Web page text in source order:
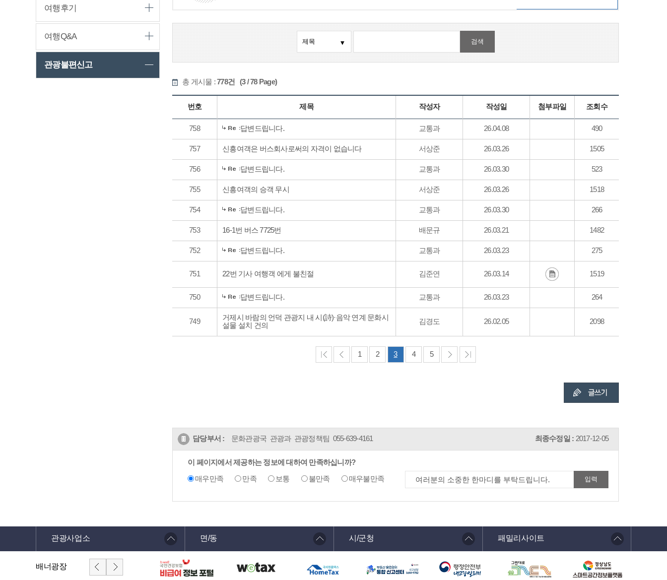
여행후기
여행Q&A
관광불편신고
총 게시물 :778건 (3 / 78 Page)
번호 제목 작성자 작성일 첨부파일 조회수
758 답변드립니다. 교통과 26.04.08 490
757 신흥여객은 버스회사로써의 자격이 없습니다 서상준 26.03.26 1505
756 답변드립니다. 교통과 26.03.30 523
755 신흥여객의 승객 무시 서상준 26.03.26 1518
754 답변드립니다. 교통과 26.03.30 266
753 16-1번 버스 7725번 배문규 26.03.21 1482
752 답변드립니다. 교통과 26.03.23 275
751 22번 기사 여행객 에게 불친절 김준연 26.03.14 1519
750 답변드립니다. 교통과 26.03.23 264
749
거제시 바람의 언덕 관광지 내 시(詩)·음악 연계 문화시
설물 설치 건의
김경도 26.02.05 2098
1 2 3 4 5
담당부서 : 문화관광국 관광과 관광정책팀 055-639-4161 최종수정일 : 2017-12-05
이 페이지에서 제공하는 정보에 대하여 만족하십니까?
매우만족 만족 보통 불만족 매우불만족
관광사업소 면/동 시/군청 패밀리사이트
배너광장